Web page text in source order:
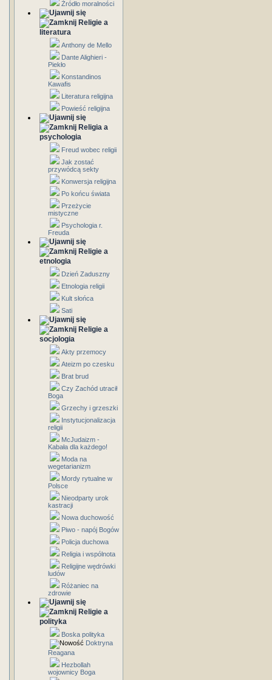
Źródło moralności
Religie a
literatura
Anthony de Mello
Dante Alighieri -
Piekło
Konstandinos
Kawafis
Literatura religijna
Powieść religijna
Religia a
psychologia
Freud wobec religii
Jak zostać
przywódcą sekty
Konwersja religijna
Po końcu świata
Przeżycie
mistyczne
Psychologia r.
Freuda
Religie a
etnologia
Dzień Zaduszny
Etnologia religii
Kult słońca
Sati
Religie a
socjologia
Akty przemocy
Ateizm po czesku
Brat brud
Czy Zachód utracił
Boga
Grzechy i grzeszki
Instytucjonalizacja
religii
McJudaizm -
Kabała dla każdego!
Moda na
wegetarianizm
Mordy rytualne w
Polsce
Nieodparty urok
kastracji
Nowa duchowość
Piwo - napój Bogów
Policja duchowa
Religia i wspólnota
Religijne wędrówki
ludów
Różaniec na
zdrowie
Religie a
polityka
Boska polityka
Doktryna
Reagana
Hezbollah
wojownicy Boga